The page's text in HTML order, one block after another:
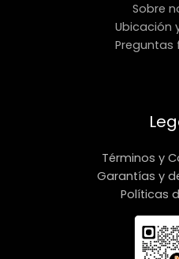
Sobre
Ubicación
Preguntas
Términos y
Garantías y
Políticas